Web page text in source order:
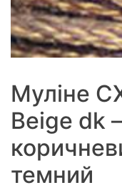
Муліне
Beige dk
темний